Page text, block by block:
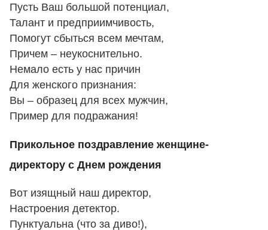
Пусть Ваш большой потенциал,
Талант и предприимчивость,
Помогут сбыться всем мечтам,
Причем – неукоснительно.
Немало есть у нас причин
Для женского признания:
Вы – образец для всех мужчин,
Пример для подражания!
Прикольное поздравление женщине-
директору с Днем рождения
Вот изящный наш директор,
Настроения детектор.
Пунктуальна (что за диво!),